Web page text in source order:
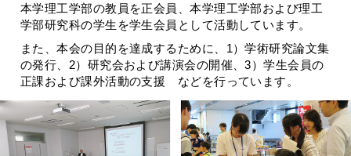
本学理工学部の教員を正会員、本学理工学部および理工
学部研究科の学生を学生会員として活動しています。
また、本会の目的を達成するために、1）学術研究論文集
の発行、2）研究会および講演会の開催、3）学生会員の
正課および課外活動の支援 などを行っています。